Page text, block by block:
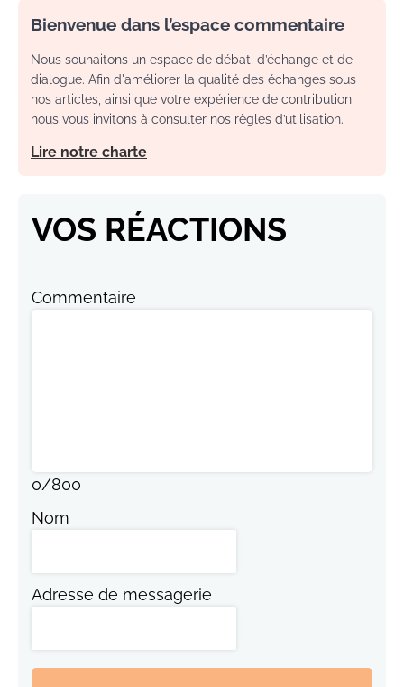
Bienvenue dans l’espace commentaire
Nous souhaitons un espace de débat, d’échange et de
dialogue. Afin d'améliorer la qualité des échanges sous
nos articles, ainsi que votre expérience de contribution,
nous vous invitons à consulter nos règles d’utilisation.
Lire notre charte
VOS RÉACTIONS
Commentaire
0/800
Nom
Adresse de messagerie